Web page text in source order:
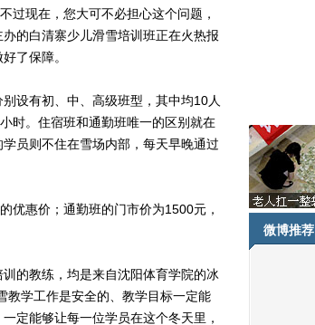
过现在，您大可不必担心这个问题，
的白清寨少儿滑雪培训班正在火热报
了保障。
设有初、中、高级班型，其中均10人
时。住宿班和通勤班唯一的区别就在
员则不住在雪场内部，每天早晚通过
惠价；通勤班的门市价为1500元，
的教练，均是来自沈阳体育学院的冰
教学工作是安全的、教学目标一定能
定能够让每一位学员在这个冬天里，
微博推荐